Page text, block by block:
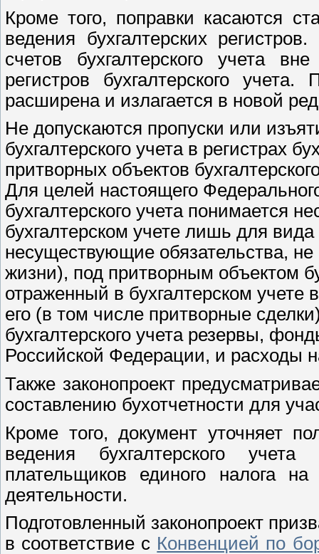
Кроме того, поправки касаются
ведения бухгалтерских
счетов бухгалтерского учета
регистров бухгалтерского
расширена и излагается в новой
Не допускаются пропуски или
бухгалтерского учета в регистрах
притворных объектов
Для целей настоящего
бухгалтерского учета понимается
бухгалтерском учете лишь для
несуществующие обязательства,
жизни), под притворным объектом
отраженный в бухгалтерском учете
его (в том числе притворные
бухгалтерского учета резервы,
Российской Федерации, и расходы
Также законопроект
составлению бухотчетности для
Кроме того, документ уточняет
ведения бухгалтерского
плательщиков единого налога
деятельности.
Подготовленный законопроект
в соответствие с Конвенцией по